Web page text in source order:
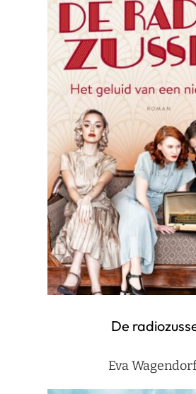
De
Eva